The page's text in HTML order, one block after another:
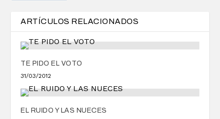
ARTÍCULOS RELACIONADOS
TE PIDO EL VOTO
31/03/2012
EL RUIDO Y LAS NUECES